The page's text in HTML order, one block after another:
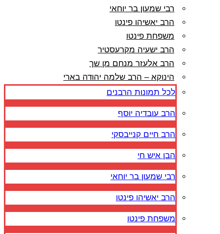
רבי שמעון בר יוחאי
הרב יאשיהו פינטו
משפחת פינטו
הרב ישעיה מקרעסטיר
הרב אלעזר מנחם מן שך
הינוקא – הרב שלמה יהודה בארי
לכל תמונות הרבנים
הרב עובדיה יוסף
הרב חיים קנייבסקי
הבן איש חי
רבי שמעון בר יוחאי
הרב יאשיהו פינטו
משפחת פינטו